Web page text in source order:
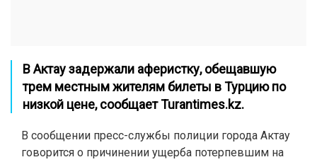
В Актау задержали аферистку, обещавшую
трем местным жителям билеты в Турцию по
низкой цене, сообщаетTurantimes.kz.
В сообщении пресс-службы полиции города Актау
говорится о причинении ущерба потерпевшим на